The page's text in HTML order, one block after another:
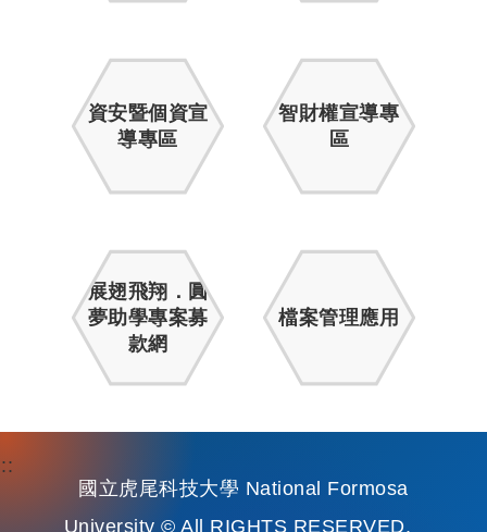
資安暨個資宣
導專區
智財權宣導專
區
展翅飛翔．圓
夢助學專案募
款網
檔案管理應用
國立虎尾科技大學 National Formosa
University © All RIGHTS RESERVED.